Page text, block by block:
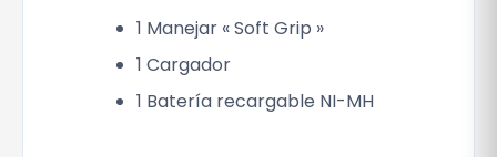
1 Manejar « Soft Grip »
1 Cargador
1 Batería recargable NI-MH